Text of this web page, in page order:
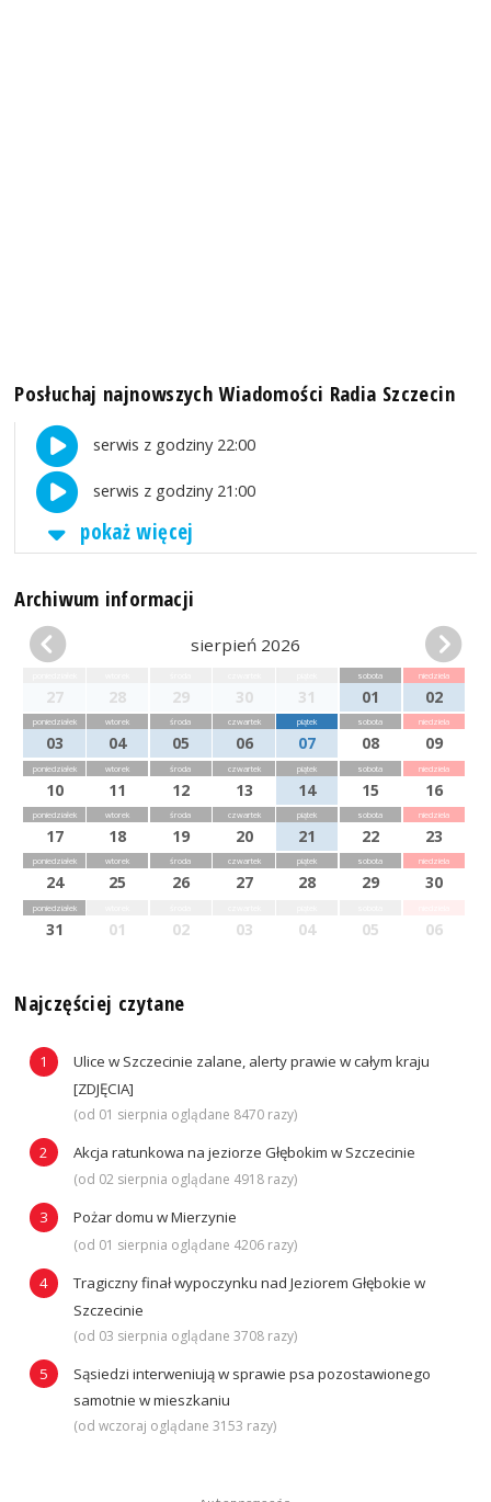
Posłuchaj najnowszych Wiadomości Radia Szczecin
serwis z godziny 22:00
serwis z godziny 21:00
pokaż więcej
Archiwum informacji
sierpień 2026
27 28 29 30 31
sobota
01
niedziela
02
poniedziałek
03
wtorek
04
środa
05
czwartek
06
piątek
07
sobota
08
niedziela
09
poniedziałek
10
wtorek
11
środa
12
czwartek
13
piątek
14
sobota
15
niedziela
16
poniedziałek
17
wtorek
18
środa
19
czwartek
20
piątek
21
sobota
22
niedziela
23
poniedziałek
24
wtorek
25
środa
26
czwartek
27
piątek
28
sobota
29
niedziela
30
poniedziałek
31 01 02 03 04 05 06
Najczęściej czytane
Ulice w Szczecinie zalane, alerty prawie w całym kraju
[ZDJĘCIA]
(od 01 sierpnia oglądane 8470 razy)
Akcja ratunkowa na jeziorze Głębokim w Szczecinie
(od 02 sierpnia oglądane 4918 razy)
Pożar domu w Mierzynie
(od 01 sierpnia oglądane 4206 razy)
Tragiczny finał wypoczynku nad Jeziorem Głębokie w
Szczecinie
(od 03 sierpnia oglądane 3708 razy)
Sąsiedzi interweniują w sprawie psa pozostawionego
samotnie w mieszkaniu
(od wczoraj oglądane 3153 razy)